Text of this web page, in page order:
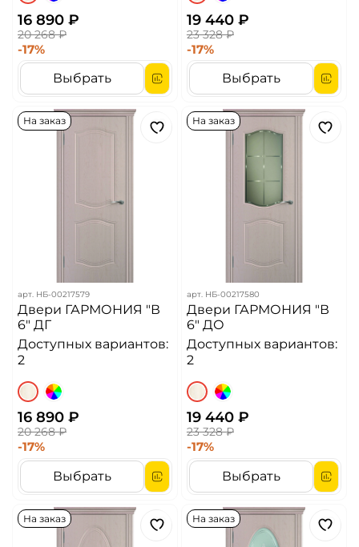
16 890 ₽
20 268 ₽
-17%
Выбрать
19 440 ₽
23 328 ₽
-17%
Выбрать
На заказ
арт. НБ-00217579
Двери ГАРМОНИЯ "В
6" ДГ
Доступных вариантов:
2
16 890 ₽
20 268 ₽
-17%
Выбрать
На заказ
арт. НБ-00217580
Двери ГАРМОНИЯ "В
6" ДО
Доступных вариантов:
2
19 440 ₽
23 328 ₽
-17%
Выбрать
На заказ На заказ